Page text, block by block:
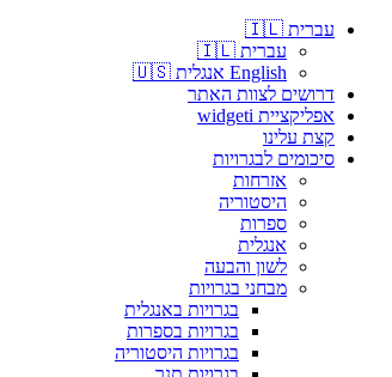
עברית 🇮🇱
עברית 🇮🇱
English אנגלית 🇺🇸
דרושים לצוות האתר
אפליקציית widgeti
קצת עלינו
סיכומים לבגרויות
אזרחות
היסטוריה
ספרות
אנגלית
לשון והבעה
מבחני בגרויות
בגרויות באנגלית
בגרויות בספרות
בגרויות היסטוריה